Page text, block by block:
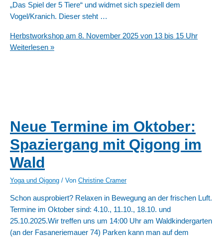
„Das Spiel der 5 Tiere“ und widmet sich speziell dem
Vogel/Kranich. Dieser steht …
Herbstworkshop am 8. November 2025 von 13 bis 15 Uhr
Weiterlesen »
Neue Termine im Oktober:
Spaziergang mit Qigong im
Wald
Yoga und Qigong / Von Christine Cramer
Schon ausprobiert? Relaxen in Bewegung an der frischen Luft.
Termine im Oktober sind: 4.10., 11.10., 18.10. und
25.10.2025.Wir treffen uns um 14:00 Uhr am Waldkindergarten
(an der Fasaneriemauer 74) Parken kann man auf dem